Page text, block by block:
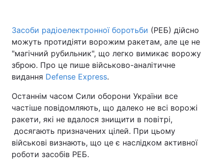
Засоби радіоелектронної боротьби (РЕБ) дійсно
можуть протидіяти ворожим ракетам, але це не
"магічний рубильник", що легко вимикає ворожу
зброю. Про це пише військово-аналітичне
видання Defense Express.
Останнім часом Сили оборони України все
частіше повідомляють, що далеко не всі ворожі
ракети, які не вдалося знищити в повітрі,
досягають призначених цілей. При цьому
військові визнають, що це є наслідком активної
роботи засобів РЕБ.